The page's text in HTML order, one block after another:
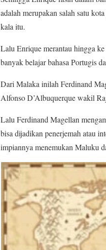
adalah merupakan salah satu
kala itu.
Lalu Enrique merantau hingga
banyak belajar bahasa Portugis
Dari Malaka inilah Ferdinand
Alfonso D’Albuquerque wakil
Lalu Ferdinand Magellan
bisa dijadikan penerjemah atau
impiannya menemukan Maluku